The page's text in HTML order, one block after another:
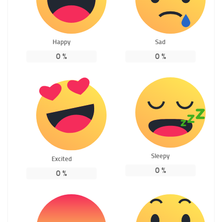
Happy
0 %
Sad
0%
Excited
0 %
Sleepy
0%